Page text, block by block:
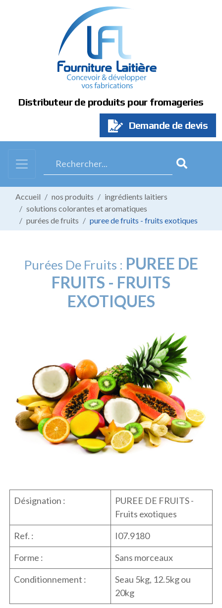
Distributeur de produits pour fromageries
Demande de devis
Accueil nos produits
ingrédients laitiers
solutions colorantes et aromatiques
purées de fruits
puree de fruits - fruits exotiques
Purées De Fruits : PUREE DE
FRUITS - FRUITS
EXOTIQUES
Désignation :
PUREE DE FRUITS -
Fruits exotiques
Ref. :
I07.9180
Forme :
Sans morceaux
Conditionnement :
Seau 5kg, 12.5kg ou
20kg
Panneau de gestion des cookies